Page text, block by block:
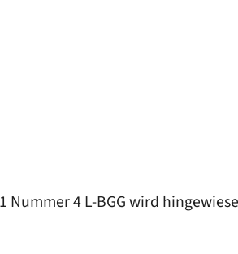
Nummer 4 L-BGG wird